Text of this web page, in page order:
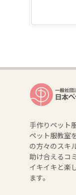
手作りペット
ペット服教室
の方々のスキ
助け合えるコ
イキイキと楽
ます。